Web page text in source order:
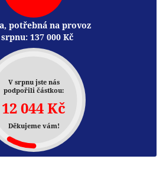
potřebná na provoz
137 000 Kč
V srpnu jste nás
podpořili částkou:
12 044 Kč
Děkujeme vám!